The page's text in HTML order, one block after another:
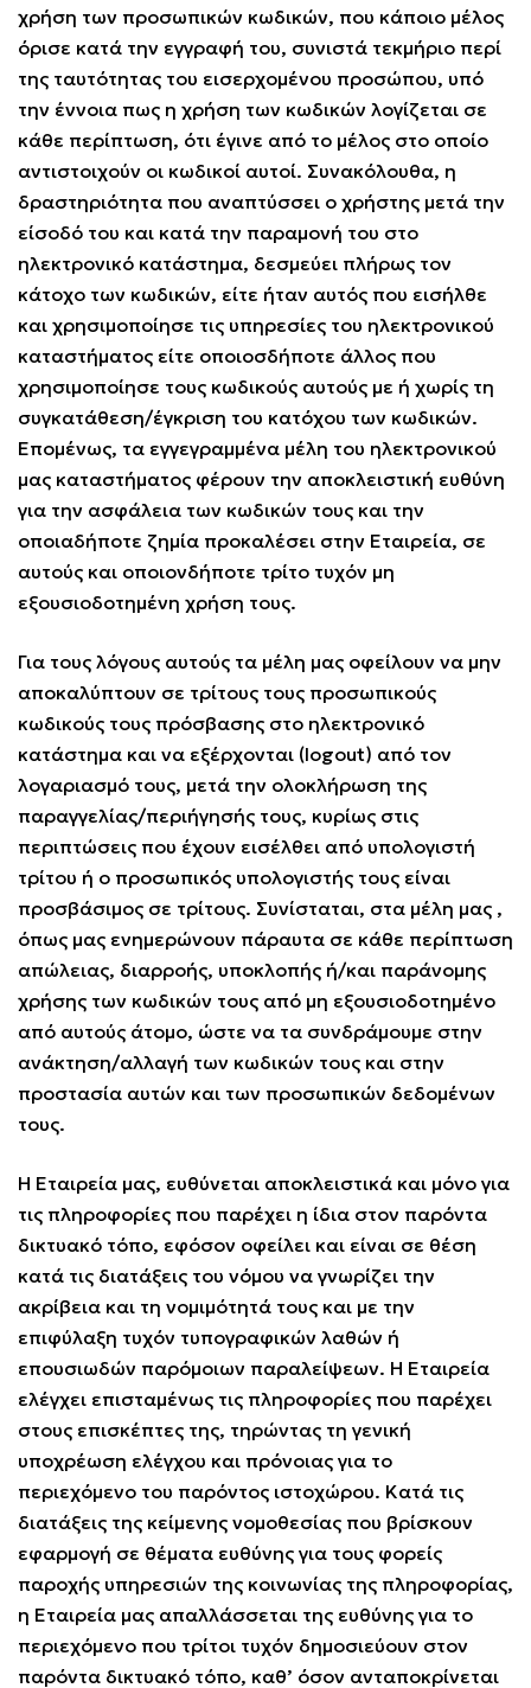
χρήση των προσωπικών κωδικών, που κάποιο μέλος
όρισε κατά την εγγραφή του, συνιστά τεκμήριο περί
της ταυτότητας του εισερχομένου προσώπου, υπό
την έννοια πως η χρήση των κωδικών λογίζεται σε
κάθε περίπτωση, ότι έγινε από το μέλος στο οποίο
αντιστοιχούν οι κωδικοί αυτοί. Συνακόλουθα, η
δραστηριότητα που αναπτύσσει ο χρήστης μετά την
είσοδό του και κατά την παραμονή του στο
ηλεκτρονικό κατάστημα, δεσμεύει πλήρως τον
κάτοχο των κωδικών, είτε ήταν αυτός που εισήλθε
και χρησιμοποίησε τις υπηρεσίες του ηλεκτρονικού
καταστήματος είτε οποιοσδήποτε άλλος που
χρησιμοποίησε τους κωδικούς αυτούς με ή χωρίς τη
συγκατάθεση/έγκριση του κατόχου των κωδικών.
Επομένως, τα εγγεγραμμένα μέλη του ηλεκτρονικού
μας καταστήματος φέρουν την αποκλειστική ευθύνη
για την ασφάλεια των κωδικών τους και την
οποιαδήποτε ζημία προκαλέσει στην Εταιρεία, σε
αυτούς και οποιονδήποτε τρίτο τυχόν μη
εξουσιοδοτημένη χρήση τους.
Για τους λόγους αυτούς τα μέλη μας οφείλουν να μην
αποκαλύπτουν σε τρίτους τους προσωπικούς
κωδικούς τους πρόσβασης στο ηλεκτρονικό
κατάστημα και να εξέρχονται (logout) από τον
λογαριασμό τους, μετά την ολοκλήρωση της
παραγγελίας/περιήγησής τους, κυρίως στις
περιπτώσεις που έχουν εισέλθει από υπολογιστή
τρίτου ή ο προσωπικός υπολογιστής τους είναι
προσβάσιμος σε τρίτους. Συνίσταται, στα μέλη μας ,
όπως μας ενημερώνουν πάραυτα σε κάθε περίπτωση
απώλειας, διαρροής, υποκλοπής ή/και παράνομης
χρήσης των κωδικών τους από μη εξουσιοδοτημένο
από αυτούς άτομο, ώστε να τα συνδράμουμε στην
ανάκτηση/αλλαγή των κωδικών τους και στην
προστασία αυτών και των προσωπικών δεδομένων
τους.
Η Εταιρεία μας, ευθύνεται αποκλειστικά και μόνο για
τις πληροφορίες που παρέχει η ίδια στον παρόντα
δικτυακό τόπο, εφόσον οφείλει και είναι σε θέση
κατά τις διατάξεις του νόμου να γνωρίζει την
ακρίβεια και τη νομιμότητά τους και με την
επιφύλαξη τυχόν τυπογραφικών λαθών ή
επουσιωδών παρόμοιων παραλείψεων. Η Εταιρεία
ελέγχει επισταμένως τις πληροφορίες που παρέχει
στους επισκέπτες της, τηρώντας τη γενική
υποχρέωση ελέγχου και πρόνοιας για το
περιεχόμενο του παρόντος ιστοχώρου. Κατά τις
διατάξεις της κείμενης νομοθεσίας που βρίσκουν
εφαρμογή σε θέματα ευθύνης για τους φορείς
παροχής υπηρεσιών της κοινωνίας της πληροφορίας,
η Εταιρεία μας απαλλάσσεται της ευθύνης για το
περιεχόμενο που τρίτοι τυχόν δημοσιεύουν στον
παρόντα δικτυακό τόπο, καθ’ όσον ανταποκρίνεται